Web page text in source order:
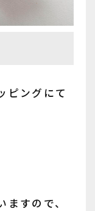
ピングにて
すので、